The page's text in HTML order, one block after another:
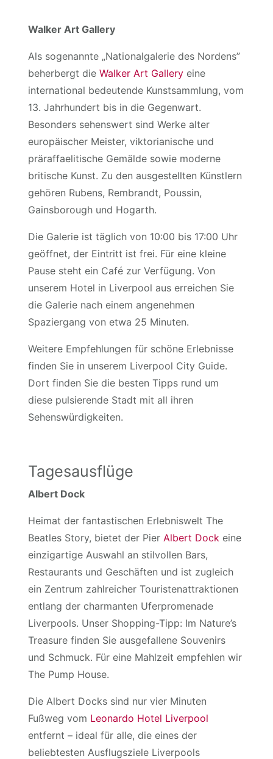
Walker Art Gallery
Als sogenannte „Nationalgalerie des Nordens”
beherbergt dieWalker Art Gallery eine
international bedeutende Kunstsammlung, vom
13. Jahrhundert bis in die Gegenwart.
Besonders sehenswert sind Werke alter
europäischer Meister, viktorianische und
präraffaelitische Gemälde sowie moderne
britische Kunst. Zu den ausgestellten Künstlern
gehören Rubens, Rembrandt, Poussin,
Gainsborough und Hogarth.
Die Galerie ist täglich von 10:00 bis 17:00 Uhr
geöffnet, der Eintritt ist frei. Für eine kleine
Pause steht ein Café zur Verfügung. Von
unserem Hotel in Liverpool aus erreichen Sie
die Galerie nach einem angenehmen
Spaziergang von etwa 25 Minuten.
Weitere Empfehlungen für schöne Erlebnisse
finden Sie in unserem Liverpool City Guide.
Dort finden Sie die besten Tipps rund um
diese pulsierende Stadt mit all ihren
Sehenswürdigkeiten.
Tagesausflüge
Albert Dock
Heimat der fantastischen Erlebniswelt The
Beatles Story, bietet der PierAlbert Dock eine
einzigartige Auswahl an stilvollen Bars,
Restaurants und Geschäften und ist zugleich
ein Zentrum zahlreicher Touristenattraktionen
entlang der charmanten Uferpromenade
Liverpools. Unser Shopping-Tipp: Im Nature’s
Treasure finden Sie ausgefallene Souvenirs
und Schmuck. Für eine Mahlzeit empfehlen wir
The Pump House.
Die Albert Docks sind nur vier Minuten
Fußweg vom Leonardo Hotel Liverpool
entfernt – ideal für alle, die eines der
beliebtesten Ausflugsziele Liverpools